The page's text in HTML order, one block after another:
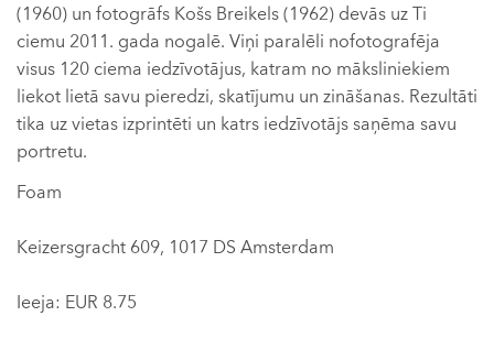
(1960) un fotogrāfs Košs Breikels (1962) devās uz Ti
ciemu 2011. gada nogalē. Viņi paralēli nofotografēja
visus 120 ciema iedzīvotājus, katram no māksliniekiem
liekot lietā savu pieredzi, skatījumu un zināšanas. Rezultāti
tika uz vietas izprintēti un katrs iedzīvotājs saņēma savu
portretu.
Foam
Keizersgracht 609, 1017 DS Amsterdam
Ieeja: EUR 8.75